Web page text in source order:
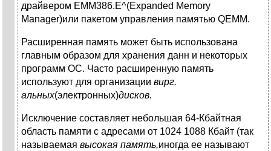
драйвером ЕММ386.Е^(Expanded Memory
Manager)или пакетом управления памятью QEMM.
Расширенная память может быть использована
главным образом для хранения данн и некоторых
программ ОС. Часто расширенную память
используют для организации вирг.
альных(электронных)дисков.
Исключение составляет небольшая 64-Кбайтная
область памяти с адресами от 1024 1088 Кбайт (так
называемая высокая память,иногда ее называют